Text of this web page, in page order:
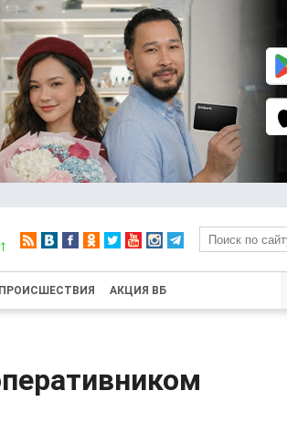
ПРОИСШЕСТВИЯ АКЦИЯ ВБ